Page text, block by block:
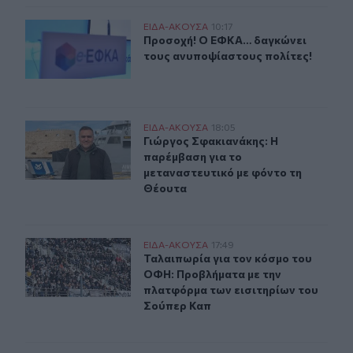
Προσοχή! Ο ΕΦΚΑ… δαγκώνει τους ανυποψίαστους
ΕΙΔΑ-ΑΚΟΥΣΑ 10:17
Προσοχή! Ο ΕΦΚΑ… δαγκώνει τους
Προσοχή! Ο ΕΦΚΑ… δαγκώνει
τους ανυποψίαστους πολίτες!
Γιώργος Σφακιανάκης: Η παρέμβαση για το
ΕΙΔΑ-ΑΚΟΥΣΑ 18:05
Γιώργος Σφακιανάκης: Η
Γιώργος Σφακιανάκης: Η
παρέμβαση για το
μεταναστευτικό με φόντο τη
Θέουτα
Ταλαιπωρία για τον κόσμο του ΟΦΗ: Προβλήματα με
ΕΙΔΑ-ΑΚΟΥΣΑ 17:49
Ταλαιπωρία για τον κόσμο του
Ταλαιπωρία για τον κόσμο του
ΟΦΗ: Προβλήματα με την
πλατφόρμα των εισιτηρίων του
Σούπερ Καπ